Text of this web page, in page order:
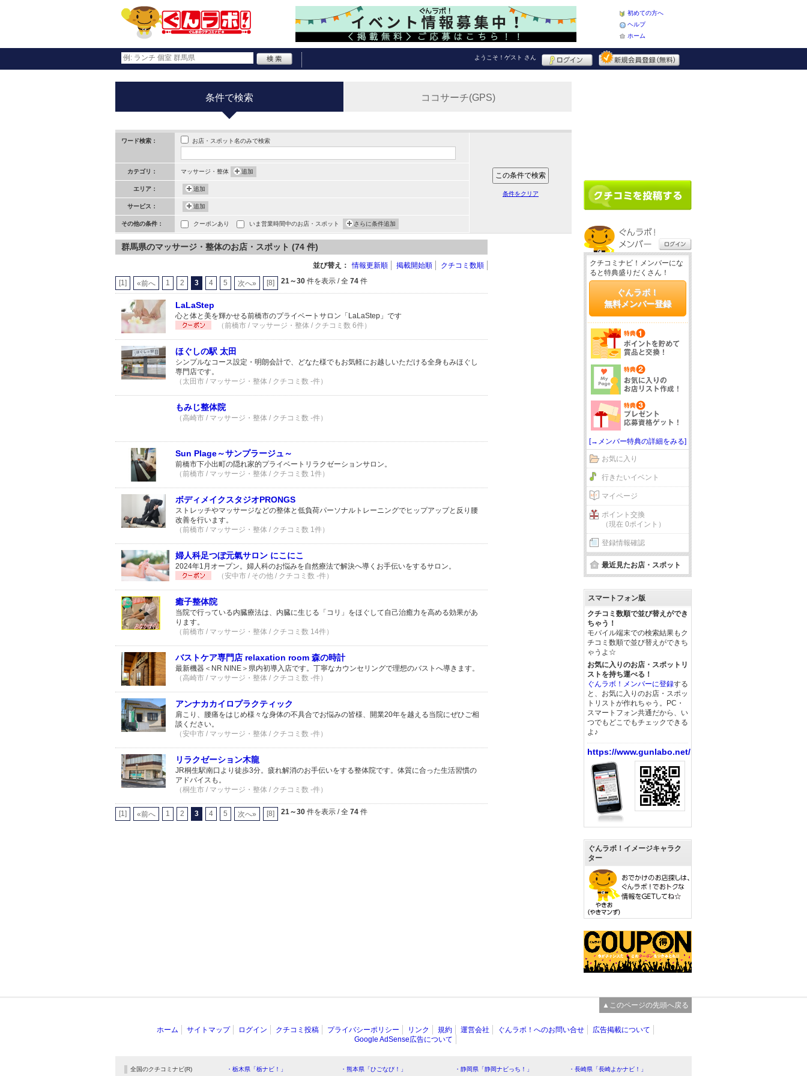
初めての方へ
ヘルプ
ホーム
ようこそ！ ゲスト さん
条件で検索 ココサーチ(GPS)
ワード検索： お店・スポット名のみで検索
カテゴリ： マッサージ・整体 追加
エリア： 追加
サービス： 追加
その他の条件： クーポンあり いま営業時間中のお店・スポット さらに条件追加
条件をクリア
群馬県のマッサージ・整体のお店・スポット (74 件)
並び替え： 情報更新順 掲載開始順 クチコミ数順
[1] «前へ 1 2 3 4 5 次へ» [8] 21～30 件を表示 / 全 74 件
LaLaStep
心と体と美を輝かせる前橋市のプライベートサロン「LaLaStep」です
（前橋市 / マッサージ・整体 / クチコミ数 6件）
ほぐしの駅 太田
シンプルなコース設定・明朗会計で、どなた様でもお気軽にお越しいただける全身もみほぐし
専門店です。
（太田市 / マッサージ・整体 / クチコミ数 -件）
もみじ整体院
（高崎市 / マッサージ・整体 / クチコミ数 -件）
Sun Plage～サンプラージュ～
前橋市下小出町の隠れ家的プライベートリラクゼーションサロン。
（前橋市 / マッサージ・整体 / クチコミ数 1件）
ボディメイクスタジオPRONGS
ストレッチやマッサージなどの整体と低負荷パーソナルトレーニングでヒップアップと反り腰
改善を行います。
（前橋市 / マッサージ・整体 / クチコミ数 1件）
婦人科足つぼ元氣サロン にこにこ
2024年1月オープン。婦人科のお悩みを自然療法で解決へ導くお手伝いをするサロン。
（安中市 / その他 / クチコミ数 -件）
癒子整体院
当院で行っている内臓療法は、内臓に生じる「コリ」をほぐして自己治癒力を高める効果があ
ります。
（前橋市 / マッサージ・整体 / クチコミ数 14件）
バストケア専門店 relaxation room 森の時計
最新機器＜NR NINE＞県内初導入店です。丁寧なカウンセリングで理想のバストへ導きます。
（高崎市 / マッサージ・整体 / クチコミ数 -件）
アンナカカイロプラクティック
肩こり、腰痛をはじめ様々な身体の不具合でお悩みの皆様、開業20年を越える当院にぜひご相
談ください。
（安中市 / マッサージ・整体 / クチコミ数 -件）
リラクゼーション木龍
JR桐生駅南口より徒歩3分。疲れ解消のお手伝いをする整体院です。体質に合った生活習慣の
アドバイスも。
（桐生市 / マッサージ・整体 / クチコミ数 -件）
[1] «前へ 1 2 3 4 5 次へ» [8] 21～30 件を表示 / 全 74 件
クチコミナビ！メンバーにな
ると特典盛りだくさん！
ぐんラボ！
無料メンバー登録
[→メンバー特典の詳細をみる]
お気に入り
行きたいイベント
マイページ
ポイント交換
（現在 0ポイント）
登録情報確認
最近見たお店・スポット
スマートフォン版
クチコミ数順で並び替えができ
ちゃう！
モバイル端末での検索結果もク
チコミ数順で並び替えができち
ゃうよ☆
お気に入りのお店・スポットリ
ストを持ち運べる！
ぐんラボ！メンバーに登録する
と、お気に入りのお店・スポッ
トリストが作れちゃう。PC・
スマートフォン共通だから、い
つでもどこでもチェックできる
よ♪
https://www.gunlabo.net/
ぐんラボ！イメージキャラク
ター
▲このページの先頭へ戻る
ホーム サイトマップ ログイン クチコミ投稿 プライバシーポリシー リンク 規約 運営会社 ぐんラボ！へのお問い合せ
広告掲載について
Google AdSense広告について
全国のクチコミナビ(R) ・栃木県「栃ナビ！」 ・熊本県「ひごなび！」 ・静岡県「静岡ナビっち！」 ・長崎県「長崎よかナビ！」